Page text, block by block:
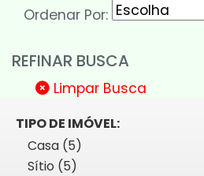
Ordenar Por:
REFINAR BUSCA
Limpar Busca
TIPO DE IMÓVEL:
Casa (5)
Sítio (5)